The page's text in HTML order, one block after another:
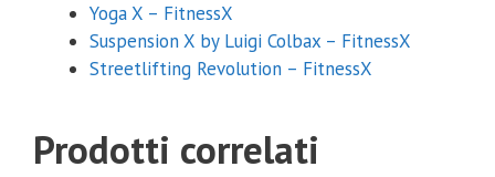
Yoga X – FitnessX
Suspension X by Luigi Colbax – FitnessX
Streetlifting Revolution – FitnessX
Prodotti correlati